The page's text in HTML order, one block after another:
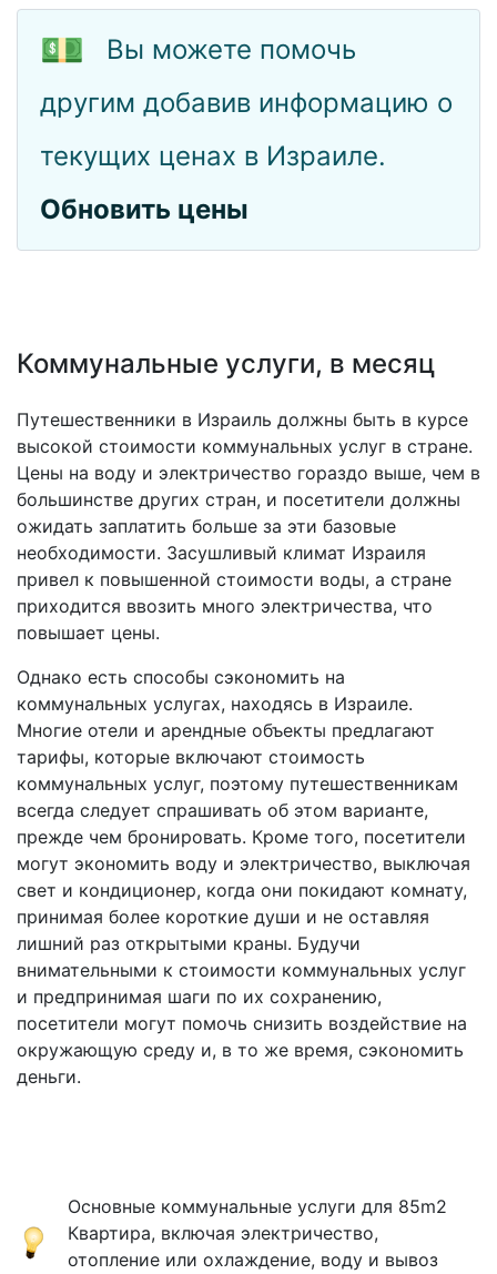
💵
Вы можете помочь
другим добавив информацию о
текущих ценах в Израиле.
Обновить цены
Коммунальные услуги, в месяц
Путешественники в Израиль должны быть в курсе
высокой стоимости коммунальных услуг в стране.
Цены на воду и электричество гораздо выше, чем в
большинстве других стран, и посетители должны
ожидать заплатить больше за эти базовые
необходимости. Засушливый климат Израиля
привел к повышенной стоимости воды, а стране
приходится ввозить много электричества, что
повышает цены.
Однако есть способы сэкономить на
коммунальных услугах, находясь в Израиле.
Многие отели и арендные объекты предлагают
тарифы, которые включают стоимость
коммунальных услуг, поэтому путешественникам
всегда следует спрашивать об этом варианте,
прежде чем бронировать. Кроме того, посетители
могут экономить воду и электричество, выключая
свет и кондиционер, когда они покидают комнату,
принимая более короткие души и не оставляя
лишний раз открытыми краны. Будучи
внимательными к стоимости коммунальных услуг
и предпринимая шаги по их сохранению,
посетители могут помочь снизить воздействие на
окружающую среду и, в то же время, сэкономить
деньги.
Основные коммунальные услуги для 85m2
Квартира, включая электричество,
отопление или охлаждение, воду и вывоз